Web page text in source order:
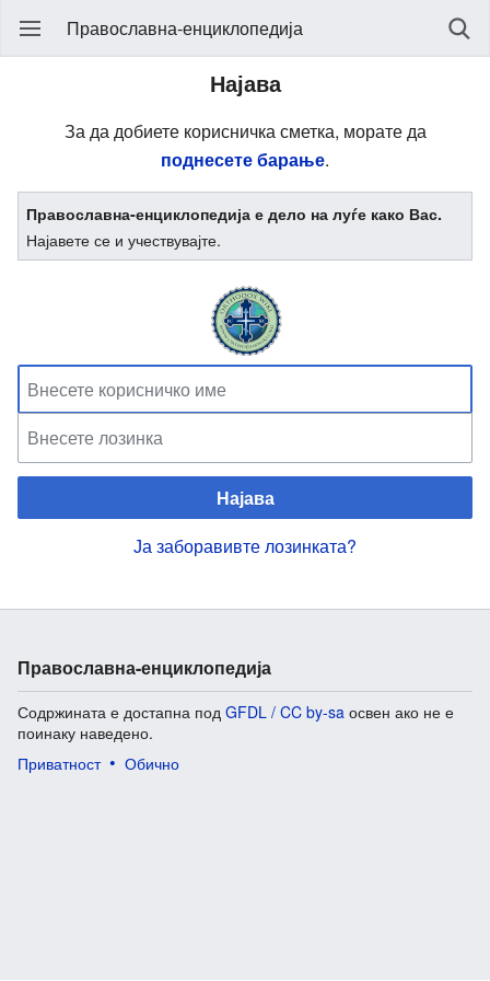
Православна-енциклопедија
Најава
За да добиете корисничка сметка, морате да
поднесете барање.
Православна-енциклопедија е дело на луѓе како Вас.
Најавете се и учествувајте.
Најава
Ја заборавивте лозинката?
Православна-енциклопедија
Содржината е достапна под GFDL / CC by-sa освен ако не е
поинаку наведено.
Приватност
Обично